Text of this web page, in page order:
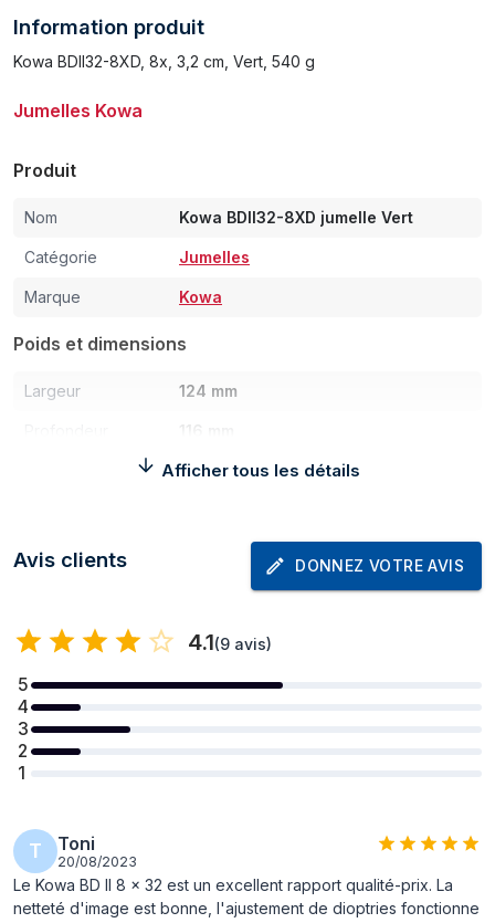
Information produit
Kowa BDII32-8XD, 8x, 3,2 cm, Vert, 540 g
Jumelles Kowa
Produit
Nom Kowa BDII32-8XD jumelle Vert
Catégorie Jumelles
Marque Kowa
Poids et dimensions
Largeur 124 mm
51 mm
représentation / réalisation
Diamètre de
3,2 cm
Couleur du produit
Champ de vision (à
oculaire
Matériau du
boîtier/corps
Magnésium
Afficher tous les détails
Avis clients DONNEZ VOTRE AVIS
4.1(9 avis)
5
4
3
2
1
T Toni
20/08/2023
Le Kowa BD ll 8 x 32 est un excellent rapport qualité-prix. La
netteté d'image est bonne, l'ajustement de dioptries fonctionne